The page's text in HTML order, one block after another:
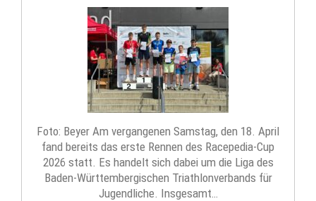
Foto: Beyer Am vergangenen Samstag, den 18. April
fand bereits das erste Rennen des Racepedia-Cup
2026 statt. Es handelt sich dabei um die Liga des
Baden-Württembergischen Triathlonverbands für
Jugendliche. Insgesamt…